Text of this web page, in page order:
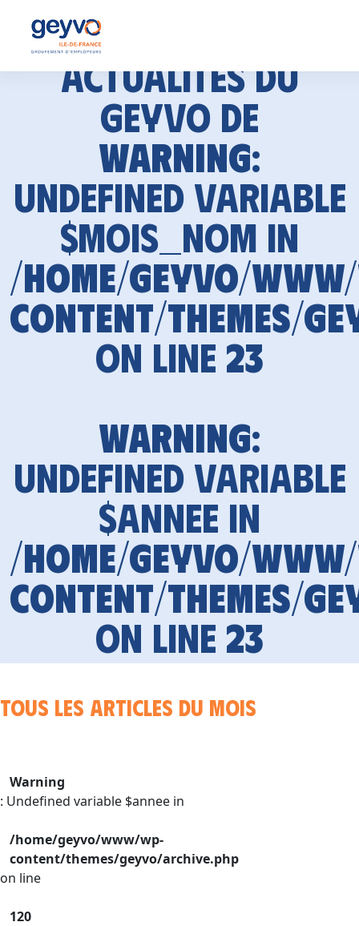
Actualités du
GEYVO de
Warning:
Undefined variable
$mois_nom in
/home/geyvo/
content/themes/
on line 23
Warning:
Undefined variable
$annee in
/home/geyvo/
content/themes/
on line 23
Tous les articles du mois
Warning
: Undefined variable $annee in
/home/geyvo/www/wp-
content/themes/geyvo/archive.php
on line
120